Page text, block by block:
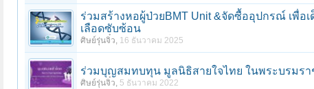
ร่วมสร้างหอผู้ป่วยBMT Unit &จัดซื้ออุปกรณ์ เพื่อ
เลือดซับซ้อน
ศิษย์รุ่นจิ๋ว, 16 ธันวาคม 2025
ร่วมบุญสมทบทุน มูลนิธิสายใจไทย ในพระบรมร
ศิษย์รุ่นจิ๋ว, 5 ธันวาคม 2022